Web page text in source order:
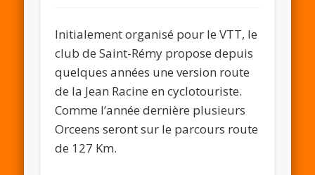
Initialement organisé pour le VTT, le
club de Saint-Rémy propose depuis
quelques années une version route
de la Jean Racine en cyclotouriste.
Comme l’année dernière plusieurs
Orceens seront sur le parcours route
de 127 Km.